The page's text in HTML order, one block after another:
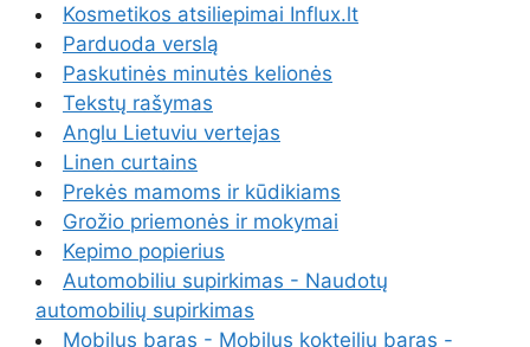
Kosmetikos atsiliepimai Influx.lt
Parduoda verslą
Paskutinės minutės kelionės
Tekstų rašymas
Anglu Lietuviu vertejas
Linen curtains
Prekės mamoms ir kūdikiams
Grožio priemonės ir mokymai
Kepimo popierius
Automobiliu supirkimas - Naudotų
automobilių supirkimas
Mobilus baras - Mobilus kokteilių baras -